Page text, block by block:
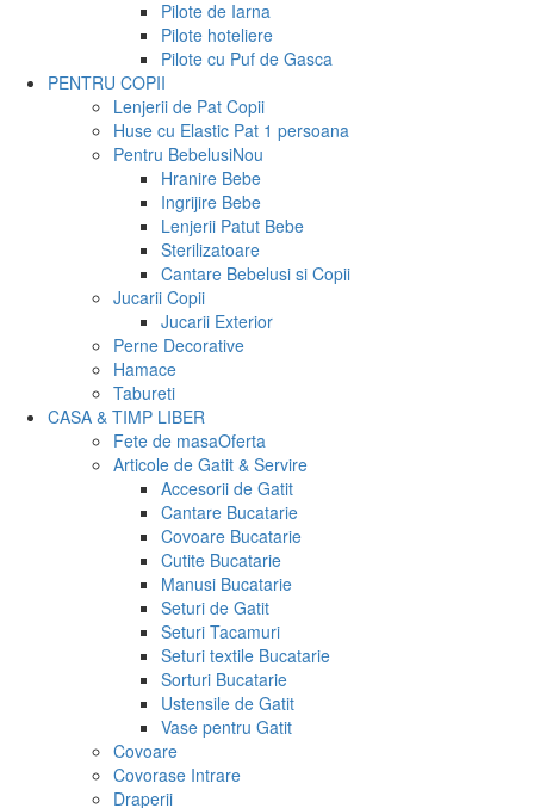
Pilote de Iarna
Pilote hoteliere
Pilote cu Puf de Gasca
PENTRU COPII
Lenjerii de Pat Copii
Huse cu Elastic Pat 1 persoana
Pentru BebelusiNou
Hranire Bebe
Ingrijire Bebe
Lenjerii Patut Bebe
Sterilizatoare
Cantare Bebelusi si Copii
Jucarii Copii
Jucarii Exterior
Perne Decorative
Hamace
Tabureti
CASA & TIMP LIBER
Fete de masaOferta
Articole de Gatit & Servire
Accesorii de Gatit
Cantare Bucatarie
Covoare Bucatarie
Cutite Bucatarie
Manusi Bucatarie
Seturi de Gatit
Seturi Tacamuri
Seturi textile Bucatarie
Sorturi Bucatarie
Ustensile de Gatit
Vase pentru Gatit
Covoare
Covorase Intrare
Draperii